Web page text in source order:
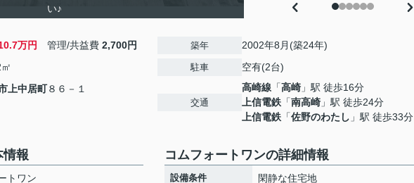
い♪
万円 管理/共益費 2,700円
上中居町８６－１
築年 2002年8月(築24年)
駐車 空有(2台)
交通
高崎線 「高崎 」駅 徒歩16分
上信電鉄 「南高崎 」駅 徒歩24分
上信電鉄 「佐野のわたし 」駅 徒歩33分
情報
トワン
コムフォートワンの詳細情報
設備条件
閑静な住宅地